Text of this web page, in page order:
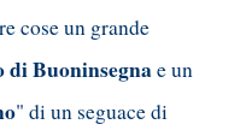
cose un grande
di Buoninsegnae un
" di un seguace di